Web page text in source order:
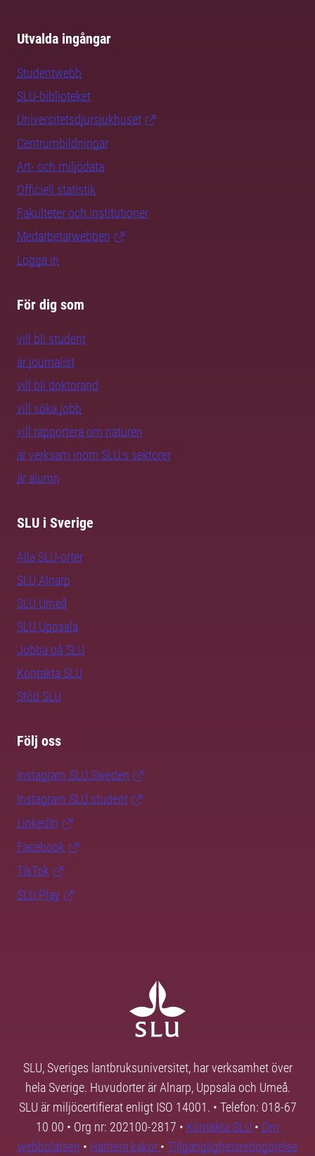
Utvalda ingångar
Studentwebb
SLU-biblioteket
Universitetsdjursjukhuset
Centrumbildningar
Art- och miljödata
Officiell statistik
Fakulteter och institutioner
Medarbetarwebben
Logga in
För dig som
vill bli student
är journalist
vill bli doktorand
vill söka jobb
vill rapportera om naturen
är verksam inom SLU:s sektorer
är alumn
SLU i Sverige
Alla SLU-orter
SLU Alnarp
SLU Umeå
SLU Uppsala
Jobba på SLU
Kontakta SLU
Stöd SLU
Följ oss
Instagram SLU.Sweden
Instagram SLU.student
LinkedIn
Facebook
TikTok
SLU Play
SLU, Sveriges lantbruksuniversitet, har verksamhet över
hela Sverige. Huvudorter är Alnarp, Uppsala och Umeå.
SLU är miljöcertifierat enligt ISO 14001. • Telefon: 018-67
10 00 • Org nr: 202100-2817 • Kontakta SLU • Om
webbplatsen • Hantera kakor • Tillgänglighetsredogörelse